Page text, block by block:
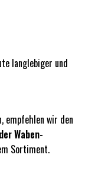
langlebiger und
empfehlen wir den
Waben-
Sortiment.